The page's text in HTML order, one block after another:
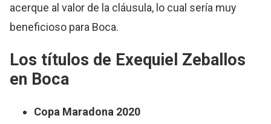
acerque al valor de la cláusula, lo cual sería muy
beneficioso para Boca.
Los títulos de Exequiel Zeballos
en Boca
Copa Maradona 2020